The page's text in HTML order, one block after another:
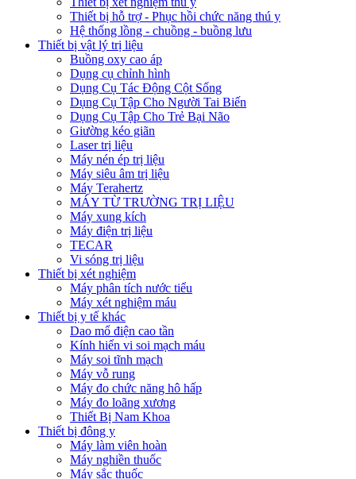
Thiết bị hỗ trợ - Phục hồi chức năng thú y
Hệ thống lồng - chuồng - buồng lưu
Thiết bị vật lý trị liệu
Buồng oxy cao áp
Dụng cụ chỉnh hình
Dụng Cụ Tác Động Cột Sống
Dụng Cụ Tập Cho Người Tai Biến
Dụng Cụ Tập Cho Trẻ Bại Não
Giường kéo giãn
Laser trị liệu
Máy nén ép trị liệu
Máy siêu âm trị liệu
Máy Terahertz
MÁY TỪ TRƯỜNG TRỊ LIỆU
Máy xung kích
Máy điện trị liệu
TECAR
Vi sóng trị liệu
Thiết bị xét nghiệm
Máy phân tích nước tiểu
Máy xét nghiệm máu
Thiết bị y tế khác
Dao mổ điện cao tần
Kính hiển vi soi mạch máu
Máy soi tĩnh mạch
Máy vỗ rung
Máy đo chức năng hô hấp
Máy đo loãng xương
Thiết Bị Nam Khoa
Thiết bị đông y
Máy làm viên hoàn
Máy nghiền thuốc
Máy sắc thuốc